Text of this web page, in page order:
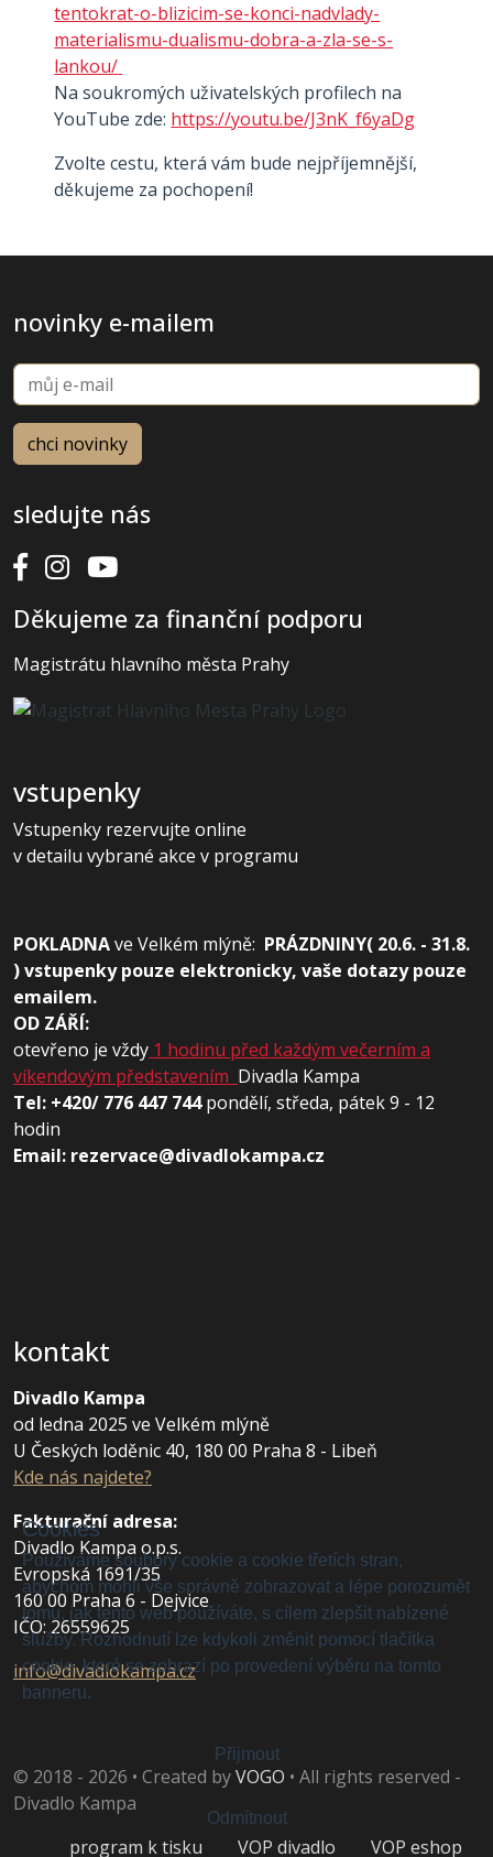
tentokrat-o-blizicim-se-konci-nadvlady-
materialismu-dualismu-dobra-a-zla-se-s-
lankou/
Na soukromých uživatelských profilech na
YouTube zde: https://youtu.be/J3nK_f6yaDg
Zvolte cestu, která vám bude nejpříjemnější,
děkujeme za pochopení!
novinky e-mailem
sledujte nás
Děkujeme za finanční podporu
Magistrátu hlavního města Prahy
vstupenky
Vstupenky rezervujte online
v detailu vybrané akce v programu
POKLADNAve Velkém mlýně: PRÁZDNINY( 20.6. - 31.8.
) vstupenky pouze elektronicky, vaše dotazy pouze
emailem.
OD ZÁŘÍ:
otevřeno je vždy 1 hodinu před každým večerním a
víkendovým představením Divadla Kampa
Tel: +420/ 776 447 744pondělí, středa, pátek 9 - 12
hodin
Email: rezervace@divadlokampa.cz
kontakt
Divadlo Kampa
od ledna 2025 ve Velkém mlýně
U Českých loděnic 40, 180 00 Praha 8 - Libeň
Kde nás najdete?
Fakturační adresa:
Divadlo Kampa o.p.s.
Evropská 1691/35
160 00 Praha 6 - Dejvice
IČO: 26559625
info@divadlokampa.cz
© 2018 - 2026 • Created byVOGO • All rights reserved -
Divadlo Kampa
program k tisku
VOP divadlo VOP eshop
Cookies
Používáme soubory cookie a cookie třetích stran,
abychom mohli vše správně zobrazovat a lépe porozumět
tomu, jak tento web používáte, s cílem zlepšit nabízené
služby. Rozhodnutí lze kdykoli změnit pomocí tlačítka
cookie, které se zobrazí po provedení výběru na tomto
banneru.
Přijmout
Odmítnout